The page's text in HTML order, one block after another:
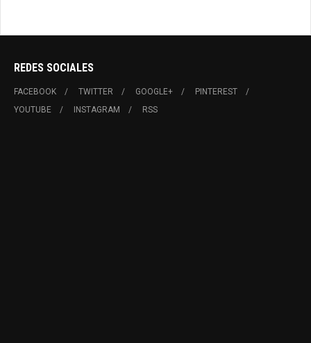
REDES SOCIALES
FACEBOOK TWITTER GOOGLE+
PINTEREST
YOUTUBE
INSTAGRAM RSS